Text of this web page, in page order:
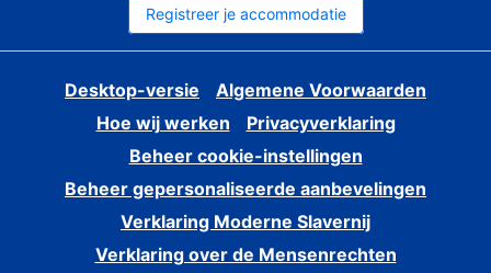
Registreer je accommodatie
Desktop-versie
Algemene Voorwaarden
Hoe wij werken
Privacyverklaring
Beheer cookie-instellingen
Beheer gepersonaliseerde aanbevelingen
Verklaring Moderne Slavernij
Verklaring over de Mensenrechten